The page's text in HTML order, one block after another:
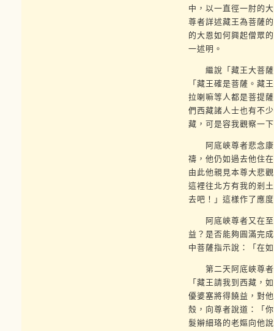
中，以一直徑一肘的
尊者詳述藏王為菩薩
的大恩如何興起僧眾
一述明。
繼說「藏王大菩薩
「藏王確是菩薩。藏
拉喇嘛等人都是菩提
們西藏諸人士也有不
藏，可是容我觀察一
阿底峽尊者悲念康
禱，他仍如過去他住
由此他親見本尊大悲
這裡往北方有我的剎
去吧！」這樣作了應
阿底峽尊者又在至
益？是否能夠圓滿完
中菩薩指示說：「在
第二天阿底峽尊者
「藏王請我到西藏，
優婆塞將得饒益，對
殼，向尊者說道：「
髮辮細珞的老嫗向他